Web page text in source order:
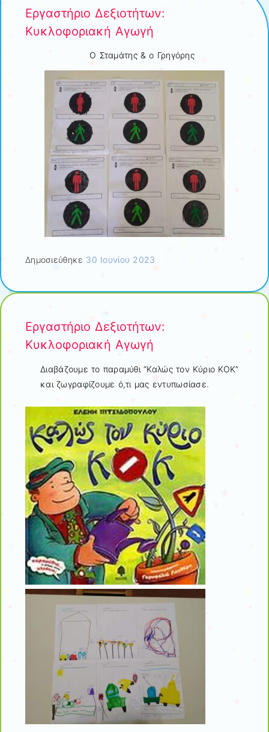
Εργαστήριο Δεξιοτήτων:
Κυκλοφοριακή Αγωγή
Ο Σταμάτης & ο Γρηγόρης
Δημοσιεύθηκε 30 Ιουνίου 2023
Εργαστήριο Δεξιοτήτων:
Κυκλοφοριακή Αγωγή
Διαβάζουμε το παραμύθι “Καλώς τον Κύριο ΚΟΚ”
και ζωγραφίζουμε ό,τι μας εντυπωσίασε.